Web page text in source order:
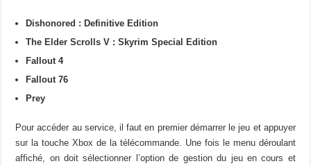
Dishonored : Definitive Edition
The Elder Scrolls V : Skyrim Special Edition
Fallout 4
Fallout 76
Prey
Pour accéder au service, il faut en premier démarrer le jeu et appuyer
sur la touche Xbox de la télécommande. Une fois le menu déroulant
affiché, on doit sélectionner l’option de gestion du jeu en cours et